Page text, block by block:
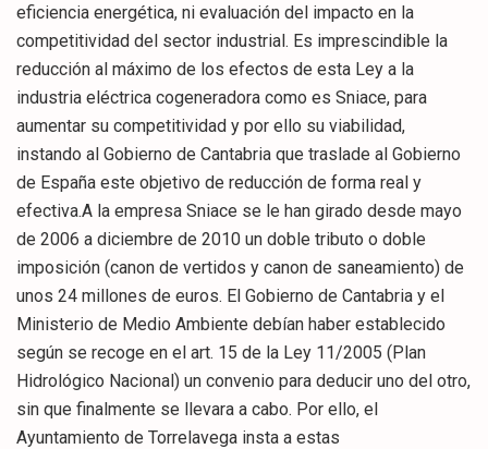
eficiencia energética, ni evaluación del impacto en la
competitividad del sector industrial. Es imprescindible la
reducción al máximo de los efectos de esta Ley a la
industria eléctrica cogeneradora como es Sniace, para
aumentar su competitividad y por ello su viabilidad,
instando al Gobierno de Cantabria que traslade al Gobierno
de España este objetivo de reducción de forma real y
efectiva.A la empresa Sniace se le han girado desde mayo
de 2006 a diciembre de 2010 un doble tributo o doble
imposición (canon de vertidos y canon de saneamiento) de
unos 24 millones de euros. El Gobierno de Cantabria y el
Ministerio de Medio Ambiente debían haber establecido
según se recoge en el art. 15 de la Ley 11/2005 (Plan
Hidrológico Nacional) un convenio para deducir uno del otro,
sin que finalmente se llevara a cabo. Por ello, el
Ayuntamiento de Torrelavega insta a estas